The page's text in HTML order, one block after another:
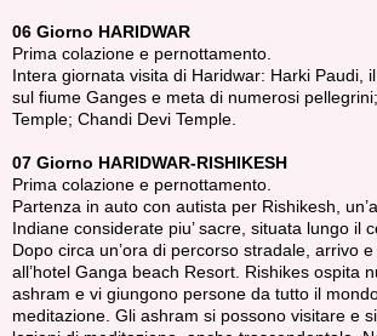
06 Giorno HARIDWAR
Prima colazione e pernottamento.
Intera giornata visita di Haridwar: Harki Paudi,
sul fiume Ganges e meta di numerosi
Temple; Chandi Devi Temple.
07 Giorno HARIDWAR-RISHIKESH
Prima colazione e pernottamento.
Partenza in auto con autista per Rishikesh,
Indiane considerate piu’ sacre, situata lungo il
Dopo circa un’ora di percorso stradale, arrivo
all’hotel Ganga beach Resort. Rishikes ospita
ashram e vi giungono persone da tutto il
meditazione. Gli ashram si possono visitare e